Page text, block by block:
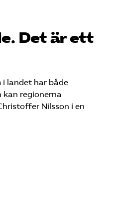
Det är ett
landet har både
regionerna
Nilsson i en